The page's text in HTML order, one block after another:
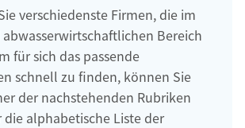
verschiedenste Firmen, die im
Bereich
für sich das passende
schnell zu finden, können Sie
der nachstehenden Rubriken
die alphabetische Liste der